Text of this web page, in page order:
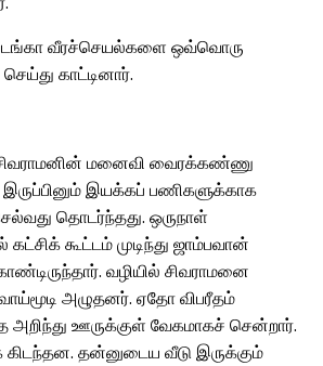
வீரச்செயல்களை ஒவ்வொரு
செய்து காட்டினார்.
மனைவி வைரக்கண்ணு
இருப்பினும் இயக்கப் பணிகளுக்காக
தொடர்ந்தது. ஒருநாள்
கட்சிக் கூட்டம் முடிந்து ஜாம்பவான்
வழியில் சிவராமனை
அழுதனர். ஏதோ விபரீதம்
அறிந்து ஊருக்குள் வேகமாகச் சென்றார்.
கிடந்தன. தன்னுடைய வீடு இருக்கும்